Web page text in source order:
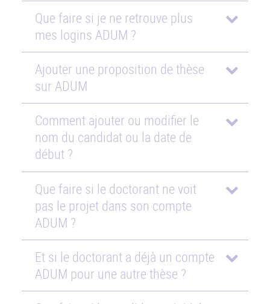
Que faire si je ne retrouve plus
mes logins ADUM ?
Ajouter une proposition de thèse
sur ADUM
Comment ajouter ou modifier le
nom du candidat ou la date de
début ?
Que faire si le doctorant ne voit
pas le projet dans son compte
ADUM ?
Et si le doctorant a déjà un compte
ADUM pour une autre thèse ?